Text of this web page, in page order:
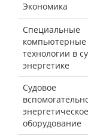
Экономика
Специальные
компьютерные
технологии в
энергетике
Судовое
энергетическое
оборудование